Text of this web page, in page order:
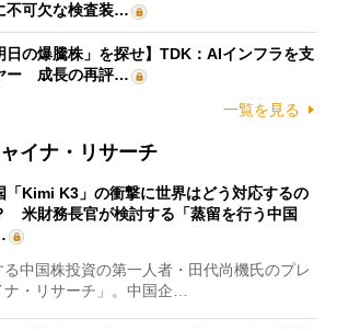
不可欠な検査装…
日の爆騰株」を探せ】TDK：AIインフラを支
ー 成長の再評…
一覧を見る
イナ・リサーチ
「Kimi K3」の衝撃に世界はどう対応するの
米財務長官が検討する「蒸留を行う中国
中国株投資の第一人者・田代尚機氏のプレ
ナ・リサーチ」。中国企…